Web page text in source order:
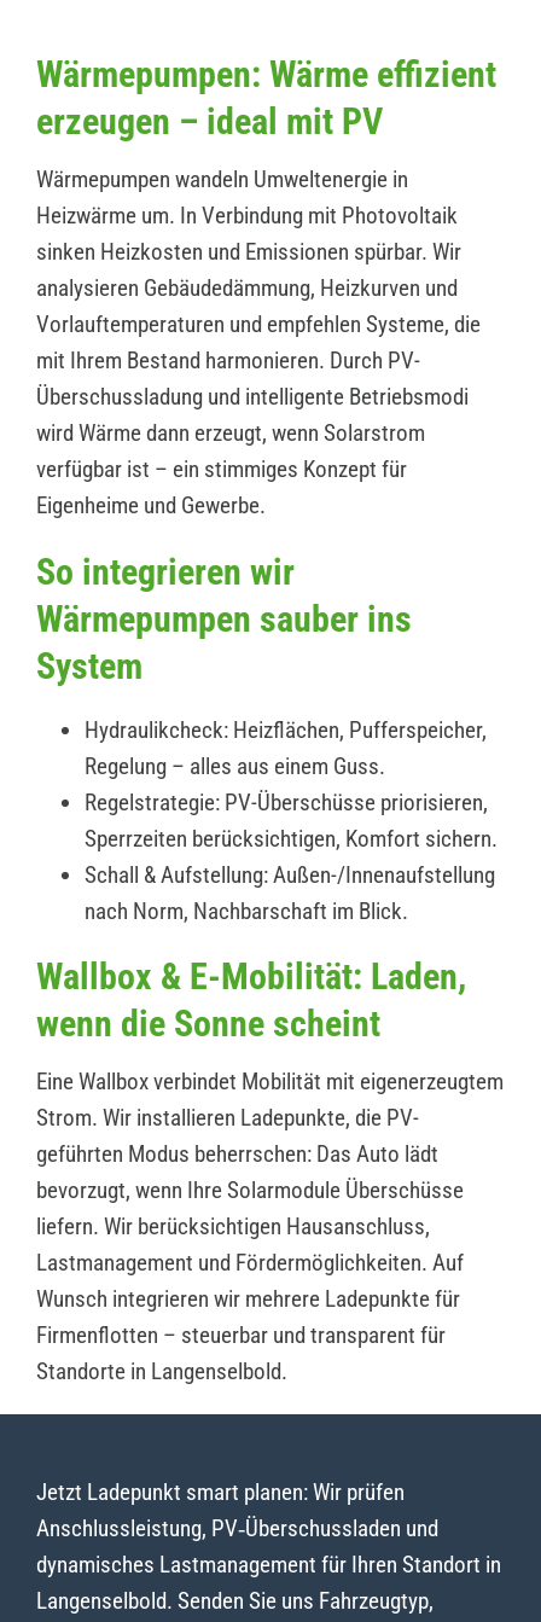
Wärmepumpen: Wärme effizient
erzeugen – ideal mit PV
Wärmepumpen wandeln Umweltenergie in
Heizwärme um. In Verbindung mit Photovoltaik
sinken Heizkosten und Emissionen spürbar. Wir
analysieren Gebäudedämmung, Heizkurven und
Vorlauftemperaturen und empfehlen Systeme, die
mit Ihrem Bestand harmonieren. Durch PV-
Überschussladung und intelligente Betriebsmodi
wird Wärme dann erzeugt, wenn Solarstrom
verfügbar ist – ein stimmiges Konzept für
Eigenheime und Gewerbe.
So integrieren wir
Wärmepumpen sauber ins
System
Hydraulikcheck: Heizflächen, Pufferspeicher,
Regelung – alles aus einem Guss.
Regelstrategie: PV-Überschüsse priorisieren,
Sperrzeiten berücksichtigen, Komfort sichern.
Schall & Aufstellung: Außen-/Innenaufstellung
nach Norm, Nachbarschaft im Blick.
Wallbox & E-Mobilität: Laden,
wenn die Sonne scheint
Eine Wallbox verbindet Mobilität mit eigenerzeugtem
Strom. Wir installieren Ladepunkte, die PV-
geführten Modus beherrschen: Das Auto lädt
bevorzugt, wenn Ihre Solarmodule Überschüsse
liefern. Wir berücksichtigen Hausanschluss,
Lastmanagement und Fördermöglichkeiten. Auf
Wunsch integrieren wir mehrere Ladepunkte für
Firmenflotten – steuerbar und transparent für
Standorte in Langenselbold.
Jetzt Ladepunkt smart planen: Wir prüfen
Anschlussleistung, PV‑Überschussladen und
dynamisches Lastmanagement für Ihren Standort in
Langenselbold. Senden Sie uns Fahrzeugtyp,